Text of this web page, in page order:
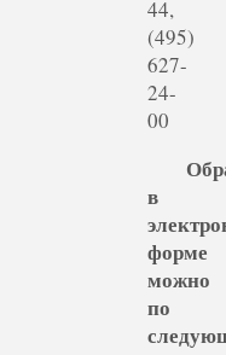
44,
(495)
627-
24-
00
в
форме
можно
по